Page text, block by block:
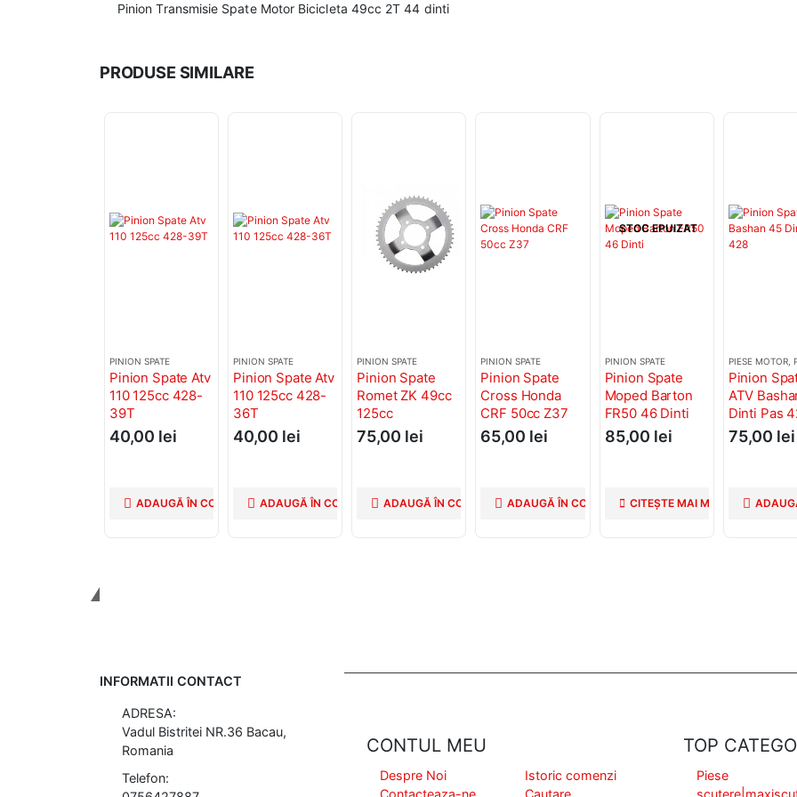
Pinion Transmisie Spate Motor Bicicleta 49cc 2T 44 dinti
PRODUSE SIMILARE
PINION SPATE
Pinion Spate Atv
110 125cc 428-
39T
40,00 lei
ADAUGĂ ÎN COȘ
PINION SPATE
Pinion Spate Atv
110 125cc 428-
36T
40,00 lei
ADAUGĂ ÎN COȘ
PINION SPATE
Pinion Spate
Romet ZK 49cc
125cc
75,00 lei
ADAUGĂ ÎN COȘ
PINION SPATE
Pinion Spate
Cross Honda
CRF 50cc Z37
65,00 lei
ADAUGĂ ÎN COȘ
STOC EPUIZAT
PINION SPATE
Pinion Spate
Moped Barton
FR50 46 Dinti
85,00 lei
CITEȘTE MAI MULT
PIESE MOTOR,
Pinion
ATV
Dinti Pas
75,00 lei
INFORMATII CONTACT
ADRESA:
Vadul Bistritei NR.36 Bacau,
Romania
Telefon:
CONTUL MEU
Despre Noi
Contacteaza-ne
Istoric comenzi
Cautare
TOP
Piese